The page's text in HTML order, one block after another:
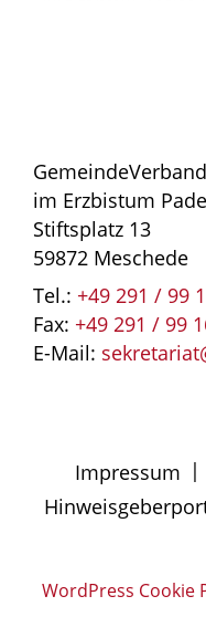
im Erzbistum
Stiftsplatz 13
59872 Meschede
Tel.: +49 291 / 99
Fax: +49 291 / 99
E-Mail:
Impressum |
WordPress Cookie